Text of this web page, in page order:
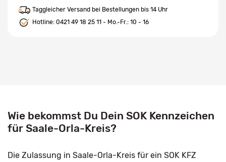
Taggleicher Versand bei Bestellungen bis 14 Uhr
Hotline: 0421 49 18 25 11 - Mo.-Fr.: 10 - 16
Wie bekommst Du Dein SOK Kennzeichen
für Saale-Orla-Kreis?
Die Zulassung in Saale-Orla-Kreis für ein SOK KFZ